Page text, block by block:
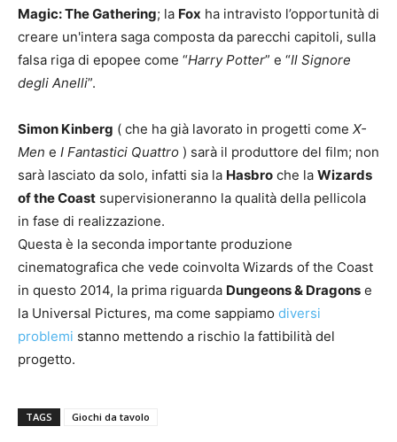
Magic: The Gathering; la Fox ha intravisto l’opportunità di
creare un'intera saga composta da parecchi capitoli, sulla
falsa riga di epopee come “HarryPotter” e “Il Signore
degli Anelli”.
Simon Kinberg ( che ha già lavorato in progetti come X-
Men e I Fantastici Quattro ) sarà il produttore del film; non
sarà lasciato da solo, infatti sia la Hasbro che la Wizards
of the Coast supervisioneranno la qualità della pellicola
in fase di realizzazione.
Questa è la seconda importante produzione
cinematografica che vede coinvolta Wizards of the Coast
in questo 2014, la prima riguarda Dungeons & Dragons e
la Universal Pictures, ma come sappiamo diversi
problemi stanno mettendo a rischio la fattibilità del
progetto.
TAGS Giochi da tavolo